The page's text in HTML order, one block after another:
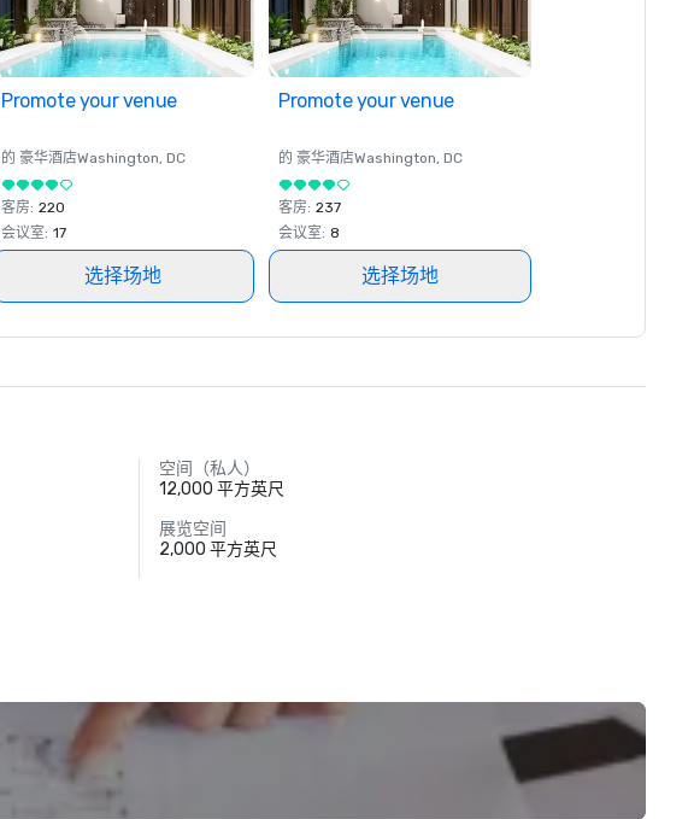
Promote your venue
的 豪华酒店Washington, DC
客房: 220
会议室: 17
选择场地
Promote your venue
的 豪华酒店Washington, DC
客房: 237
会议室: 8
选择场地
空间（私人）
12,000 平方英尺
展览空间
2,000 平方英尺